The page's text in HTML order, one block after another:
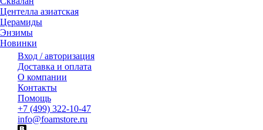
Центелла азиатская
Церамиды
Энзимы
Новинки
Вход / авторизация
Доставка и оплата
О компании
Контакты
Помощь
+7 (499) 322-10-47
info@foamstore.ru